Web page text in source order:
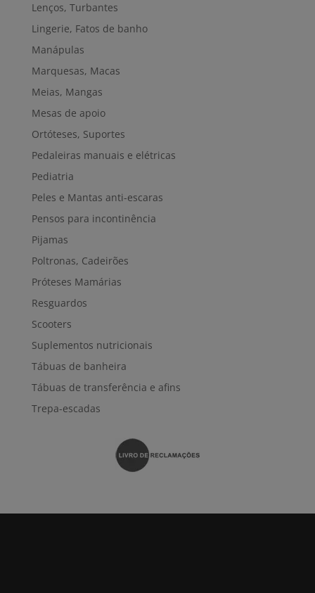
Lenços, Turbantes
Lingerie, Fatos de banho
Manápulas
Marquesas, Macas
Meias, Mangas
Mesas de apoio
Ortóteses, Suportes
Pedaleiras manuais e elétricas
Pediatria
Peles e Mantas anti-escaras
Pensos para incontinência
Pijamas
Poltronas, Cadeirões
Próteses Mamárias
Resguardos
Scooters
Suplementos nutricionais
Tábuas de banheira
Tábuas de transferência e afins
Trepa-escadas